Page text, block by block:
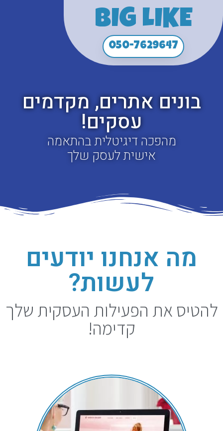
BIG LIKE
050-7629647
בונים אתרים, מקדמים
עסקים!
מהפכה דיגיטלית בהתאמה
אישית לעסק שלך
מה אנחנו יודעים
לעשות?
להטיס את הפעילות העסקית שלך
קדימה!